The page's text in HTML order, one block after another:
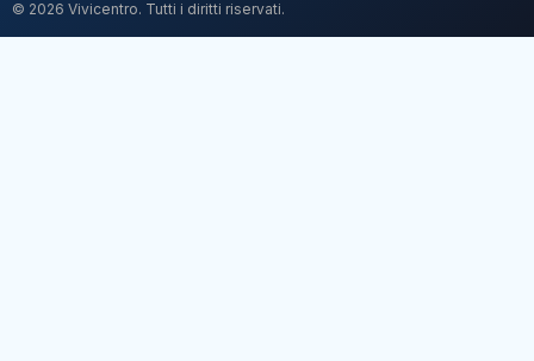
© 2026 Vivicentro. Tutti i diritti riservati.